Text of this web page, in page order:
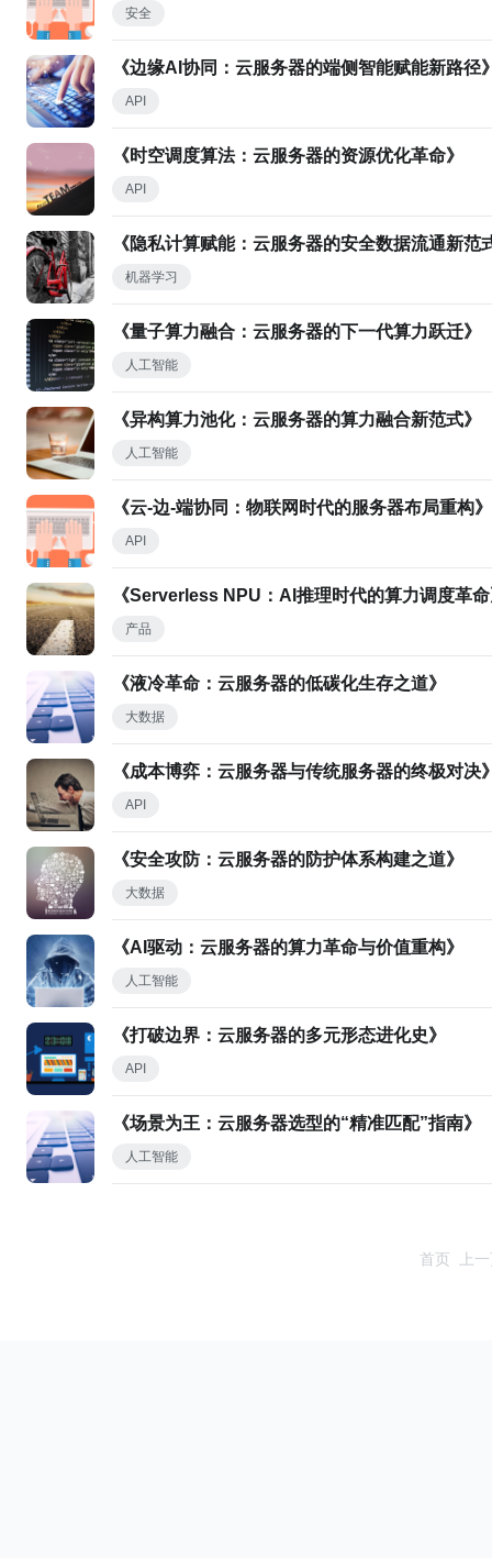
安全
《边缘AI协同：云服务器的端侧智能赋能新路径
API
《时空调度算法：云服务器的资源优化革命》
API
《隐私计算赋能：云服务器的安全数据流通新范
机器学习
《量子算力融合：云服务器的下一代算力跃迁》
人工智能
《异构算力池化：云服务器的算力融合新范式》
人工智能
《云-边-端协同：物联网时代的服务器布局重构》
API
《Serverless NPU：AI推理时代的算力调度革
产品
《液冷革命：云服务器的低碳化生存之道》
大数据
《成本博弈：云服务器与传统服务器的终极对决
API
《安全攻防：云服务器的防护体系构建之道》
大数据
《AI驱动：云服务器的算力革命与价值重构》
人工智能
《打破边界：云服务器的多元形态进化史》
API
《场景为王：云服务器选型的“精准匹配”指南》
人工智能
首页 上